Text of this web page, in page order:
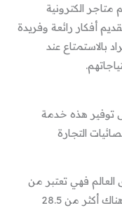
الكترونية
أفكار رائعة وفريدة
بالاستمتاع عند
توفير هذه خدمة
التجارة
25 على مستوى العالم فهي تعتبر من
أكبر الأسواق التجارية الالكترونية، حيث أن هناك أكثر من 28.5